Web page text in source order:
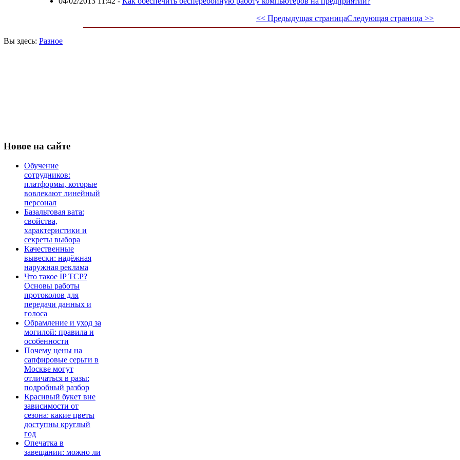
<< Предыдущая страницаСледующая страница >>
Вы здесь: Разное
Новое на сайте
Обучение
сотрудников:
платформы, которые
вовлекают линейный
персонал
Базальтовая вата:
свойства,
характеристики и
секреты выбора
Качественные
вывески: надёжная
наружная реклама
Что такое IP TCP?
Основы работы
протоколов для
передачи данных и
голоса
Обрамление и уход за
могилой: правила и
особенности
Почему цены на
сапфировые серьги в
Москве могут
отличаться в разы:
подробный разбор
Красивый букет вне
зависимости от
сезона: какие цветы
доступны круглый
год
Опечатка в
завещании: можно ли